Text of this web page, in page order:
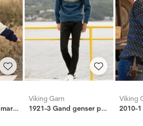
1902-8 Bea genser marine
Viking Garn
1921-3 Gand genser petrol
Viking